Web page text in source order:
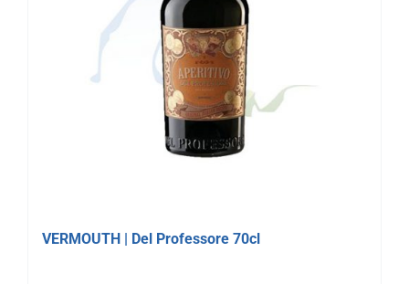
VERMOUTH | Del Professore 70cl